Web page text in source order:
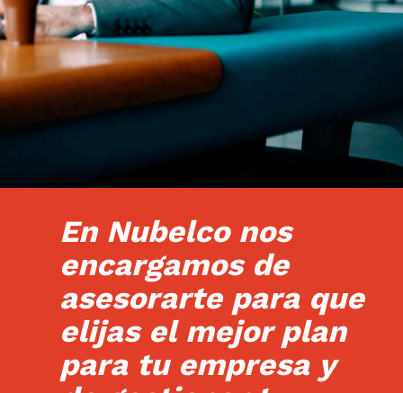
En Nubelco nos
encargamos de
asesorarte para que
elijas el mejor plan
para tu empresa y